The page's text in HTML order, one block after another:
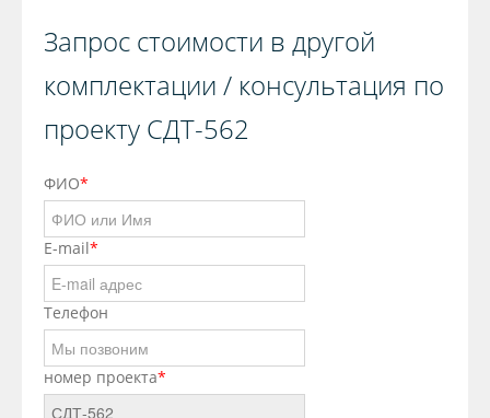
Запрос стоимости в другой
комплектации / консультация по
проекту СДТ-562
ФИО*
E-mail*
Телефон
номер проекта*